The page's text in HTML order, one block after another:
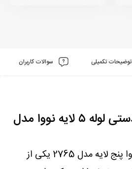
توضیحات تکمیلی سوالات کاربران
پرس هیدرولیک دستی لوله ۵ لایه نووا مدل
پرس لوله هیدرولیک نووا پنج لایه مدل 2765 یکی از